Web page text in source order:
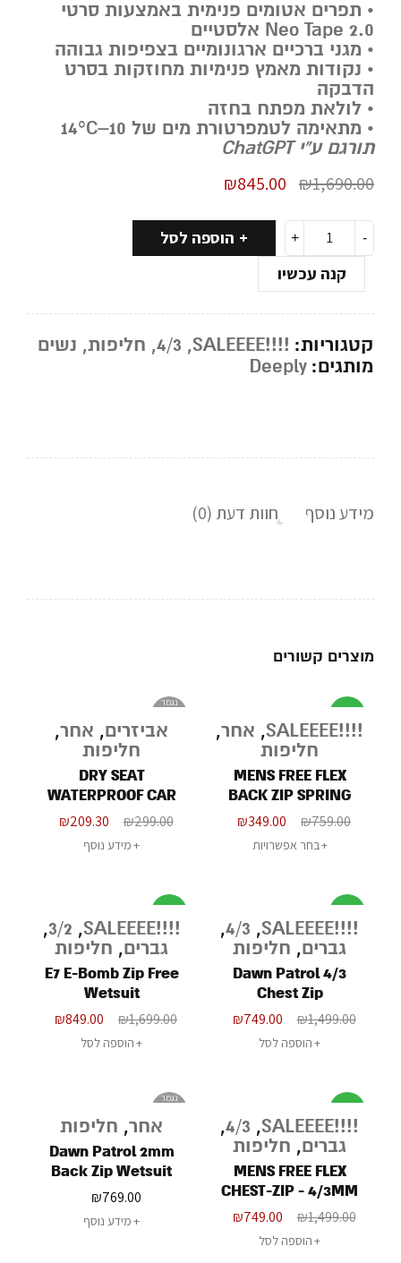
• תפרים אטומים פנימית באמצעות סרטי
Neo Tape 2.0 אלסטיים
• מגני ברכיים ארגונומיים בצפיפות גבוהה
• נקודות מאמץ פנימיות מחוזקות בסרט
הדבקה
• לולאת מפתח בחזה
• מתאימה לטמפרטורת מים של 10–14°C
תורגם ע”י ChatGPT
₪1,690.00
₪845.00
הוספה לסל
קנה עכשיו
קטגוריות: !!!!SALEEEE
,
4/3
, חליפות, נשים
מותגים: Deeply
מידע נוסף חוות דעת (0)
מוצרים קשורים
!!!!SALEEEE
, אחר,
חליפות
MENS FREE FLEX
BACK ZIP SPRING
SUIT - 2/2MM
₪759.00
₪349.00
בחר אפשרויות
נגמר
אביזרים, אחר,
חליפות
DRY SEAT
WATERPROOF CAR
SEAT COVER
₪299.00
₪209.30
מידע נוסף
!!!!SALEEEE
,
4/3
,
גברים, חליפות
Dawn Patrol 4/3
Chest Zip
₪1,499.00
₪749.00
הוספה לסל
!!!!SALEEEE
,
3/2
,
גברים, חליפות
E7 E-Bomb Zip Free
Wetsuit
₪1,699.00
₪849.00
הוספה לסל
!!!!SALEEEE
,
4/3
,
גברים, חליפות
MENS FREE FLEX
CHEST-ZIP - 4/3MM
₪1,499.00
₪749.00
הוספה לסל
נגמר
אחר, חליפות
Dawn Patrol 2mm
Back Zip Wetsuit
Spring
₪769.00
מידע נוסף